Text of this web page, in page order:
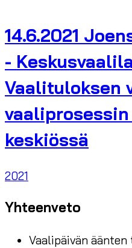
14.6.2021
-
Vaalituloksen
keskiössä
2021
Yhteenveto
Vaalipäivän